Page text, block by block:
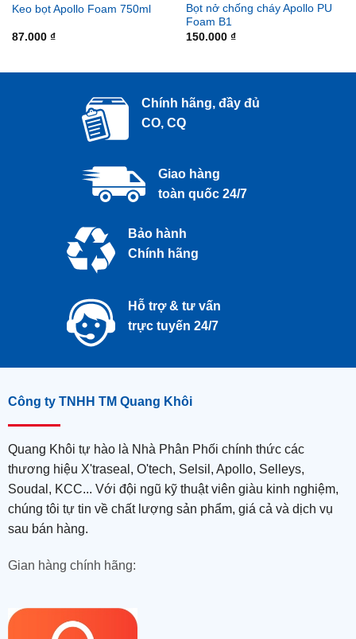
Keo bọt Apollo Foam 750ml
87.000 ₫
Bọt nở chống cháy Apollo PU
Foam B1
150.000 ₫
Chính hãng, đầy đủ
CO, CQ
Giao hàng
toàn quốc 24/7
Bảo hành
Chính hãng
Hỗ trợ & tư vấn
trực tuyến 24/7
Công ty TNHH TM Quang Khôi
Quang Khôi tự hào là Nhà Phân Phối chính thức các
thương hiệu X'traseal, O'tech, Selsil, Apollo, Selleys,
Soudal, KCC... Với đội ngũ kỹ thuật viên giàu kinh nghiệm,
chúng tôi tự tin về chất lượng sản phẩm, giá cả và dịch vụ
sau bán hàng.
Gian hàng chính hãng: